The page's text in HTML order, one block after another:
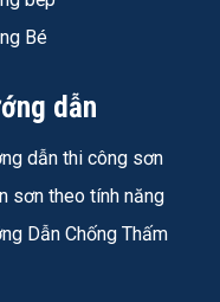
Cho Không Gian
Bé
dẫn
dẫn thi công sơn
sơn theo tính năng
Dẫn Chống Thấm